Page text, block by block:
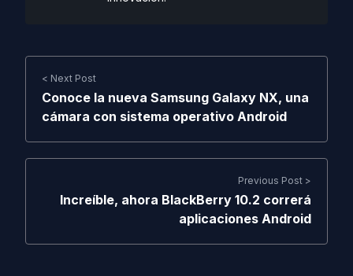
< Next Post
Conoce la nueva Samsung Galaxy NX, una
cámara con sistema operativo Android
Previous Post >
Increíble, ahora BlackBerry 10.2 correrá
aplicaciones Android